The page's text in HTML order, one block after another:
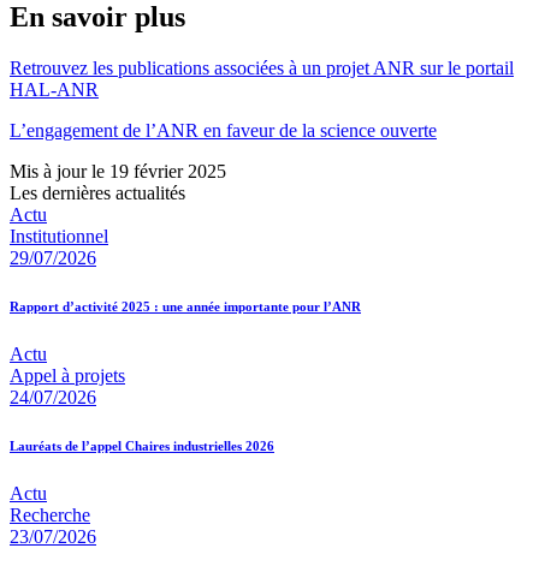
En savoir plus
Retrouvez les publications associées à un projet ANR sur le portail
HAL-ANR
L’engagement de l’ANR en faveur de la science ouverte
Mis à jour le 19 février 2025
Les dernières actualités
Actu
Institutionnel
29/07/2026
Rapport d’activité 2025 : une année importante pour l’ANR
Actu
Appel à projets
24/07/2026
Lauréats de l’appel Chaires industrielles 2026
Actu
Recherche
23/07/2026